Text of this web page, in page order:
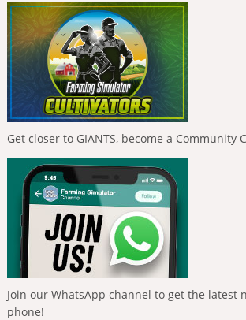
Get closer to GIANTS, become a Community
Join our WhatsApp channel to get the latest
phone!